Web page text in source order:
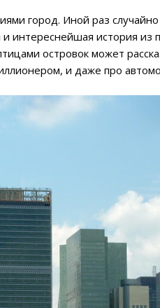
город. Иной раз
интереснейшая история
островок может
и даже про